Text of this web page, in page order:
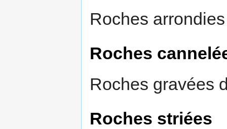
Roches
Roches
Roches gravées
Roches striées